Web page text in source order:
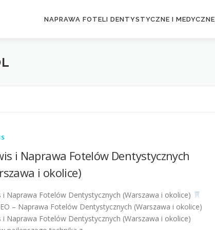
NAPRAWA FOTELI DENTYSTYCZNE I MEDYCZNE
i Naprawa Fotelów Dentystycznych
i okolice)
i Naprawa Fotelów Dentystycznych (Warszawa i okolice)
– Naprawa Fotelów Dentystycznych (Warszawa i okolice)
i Naprawa Fotelów Dentystycznych (Warszawa i okolice)